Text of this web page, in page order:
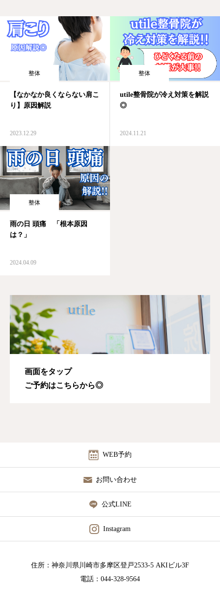
整体
【なかなか良くならない肩こ
り】原因解説
2023.12.29
整体
utile整骨院が冷え対策を解説
◎
2024.11.21
整体
雨の日 頭痛 「根本原因
は？」
2024.04.09
画面をタップ
ご予約はこちらから◎
WEB予約
お問い合わせ
公式LINE
Instagram
住所：神奈川県川崎市多摩区登戸2533-5 AKIビル3F
電話：044-328-9564